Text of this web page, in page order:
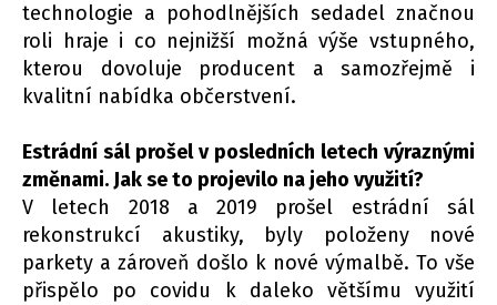
technologie a pohodlnějších sedadel značnou
roli hraje i co nejnižší možná výše vstupného,
kterou dovoluje producent a samozřejmě i
kvalitní nabídka občerstvení.
Estrádní sál prošel v posledních letech výraznými
změnami. Jak se to projevilo na jeho využití?
V letech 2018 a 2019 prošel estrádní sál
rekonstrukcí akustiky, byly položeny nové
parkety a zároveň došlo k nové výmalbě. To vše
přispělo po covidu k daleko většímu využití